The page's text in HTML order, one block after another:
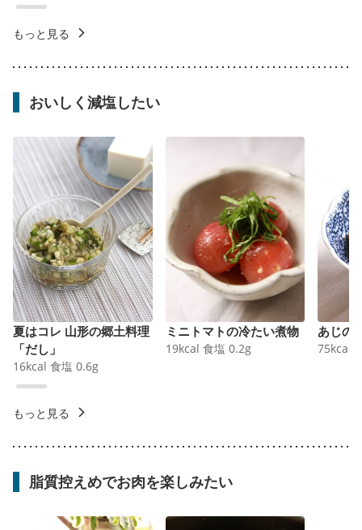
もっと見る
おいしく減塩したい
夏はコレ 山形の郷土料理
「だし」
16kcal 食塩 0.6g
ミニトマトの冷たい煮物
19kcal 食塩 0.2g
あじの
75kcal
もっと見る
脂質控えめでお肉を楽しみたい